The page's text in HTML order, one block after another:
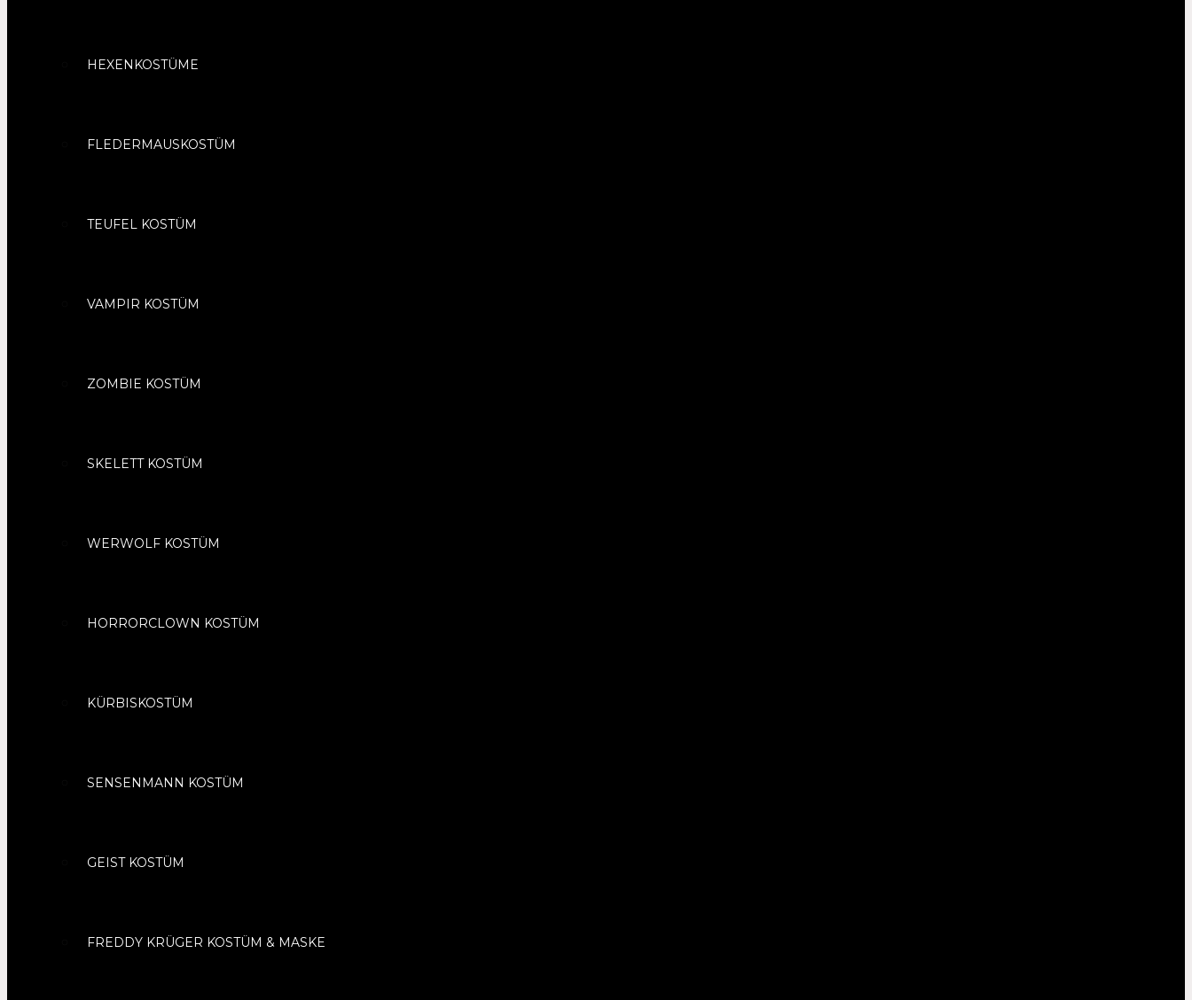
HEXENKOSTÜME
FLEDERMAUSKOSTÜM
TEUFEL KOSTÜM
VAMPIR KOSTÜM
ZOMBIE KOSTÜM
SKELETT KOSTÜM
WERWOLF KOSTÜM
HORRORCLOWN KOSTÜM
KÜRBISKOSTÜM
SENSENMANN KOSTÜM
GEIST KOSTÜM
FREDDY KRÜGER KOSTÜM & MASKE